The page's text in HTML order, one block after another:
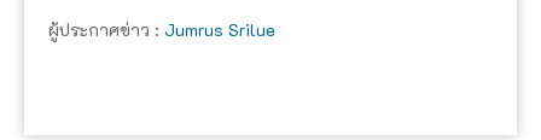
ผู้ประกาศข่าว : Jumrus Srilue